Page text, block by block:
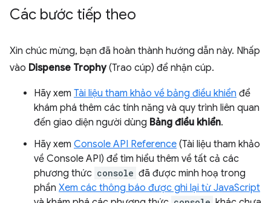
Các bước tiếp theo
Xin chúc mừng, bạn đã hoàn thành hướng dẫn này. Nhấp
vào Dispense Trophy(Trao cúp) để nhận cúp.
Hãy xem Tài liệu tham khảo về bảng điều khiển để
khám phá thêm các tính năng và quy trình liên quan
đến giao diện người dùng Bảng điều khiển.
Hãy xem Console API Reference (Tài liệu tham khảo
về Console API) để tìm hiểu thêm về tất cả các
phương thức console đã được minh hoạ trong
phần Xem các thông báo được ghi lại từ JavaScript